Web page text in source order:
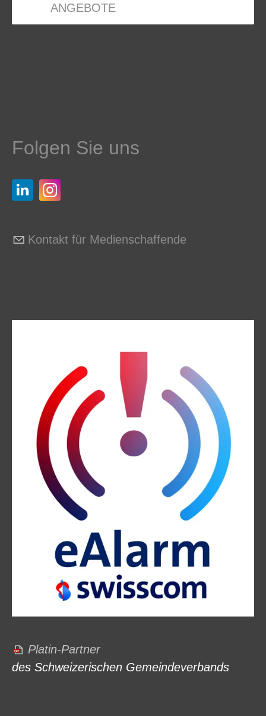
ANGEBOTE
Folgen Sie uns
Kontakt für Medienschaffende
Platin-Partner
des Schweizerischen Gemeindeverbands